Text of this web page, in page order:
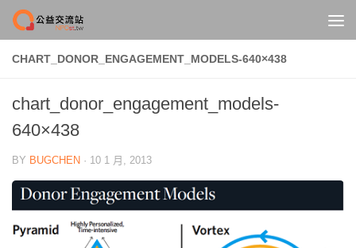
Skip to content
CHART_DONOR_ENGAGEMENT_MODELS-640×438
chart_donor_engagement_models-
640×438
BY BUGCHEN · 10 1 月, 2013